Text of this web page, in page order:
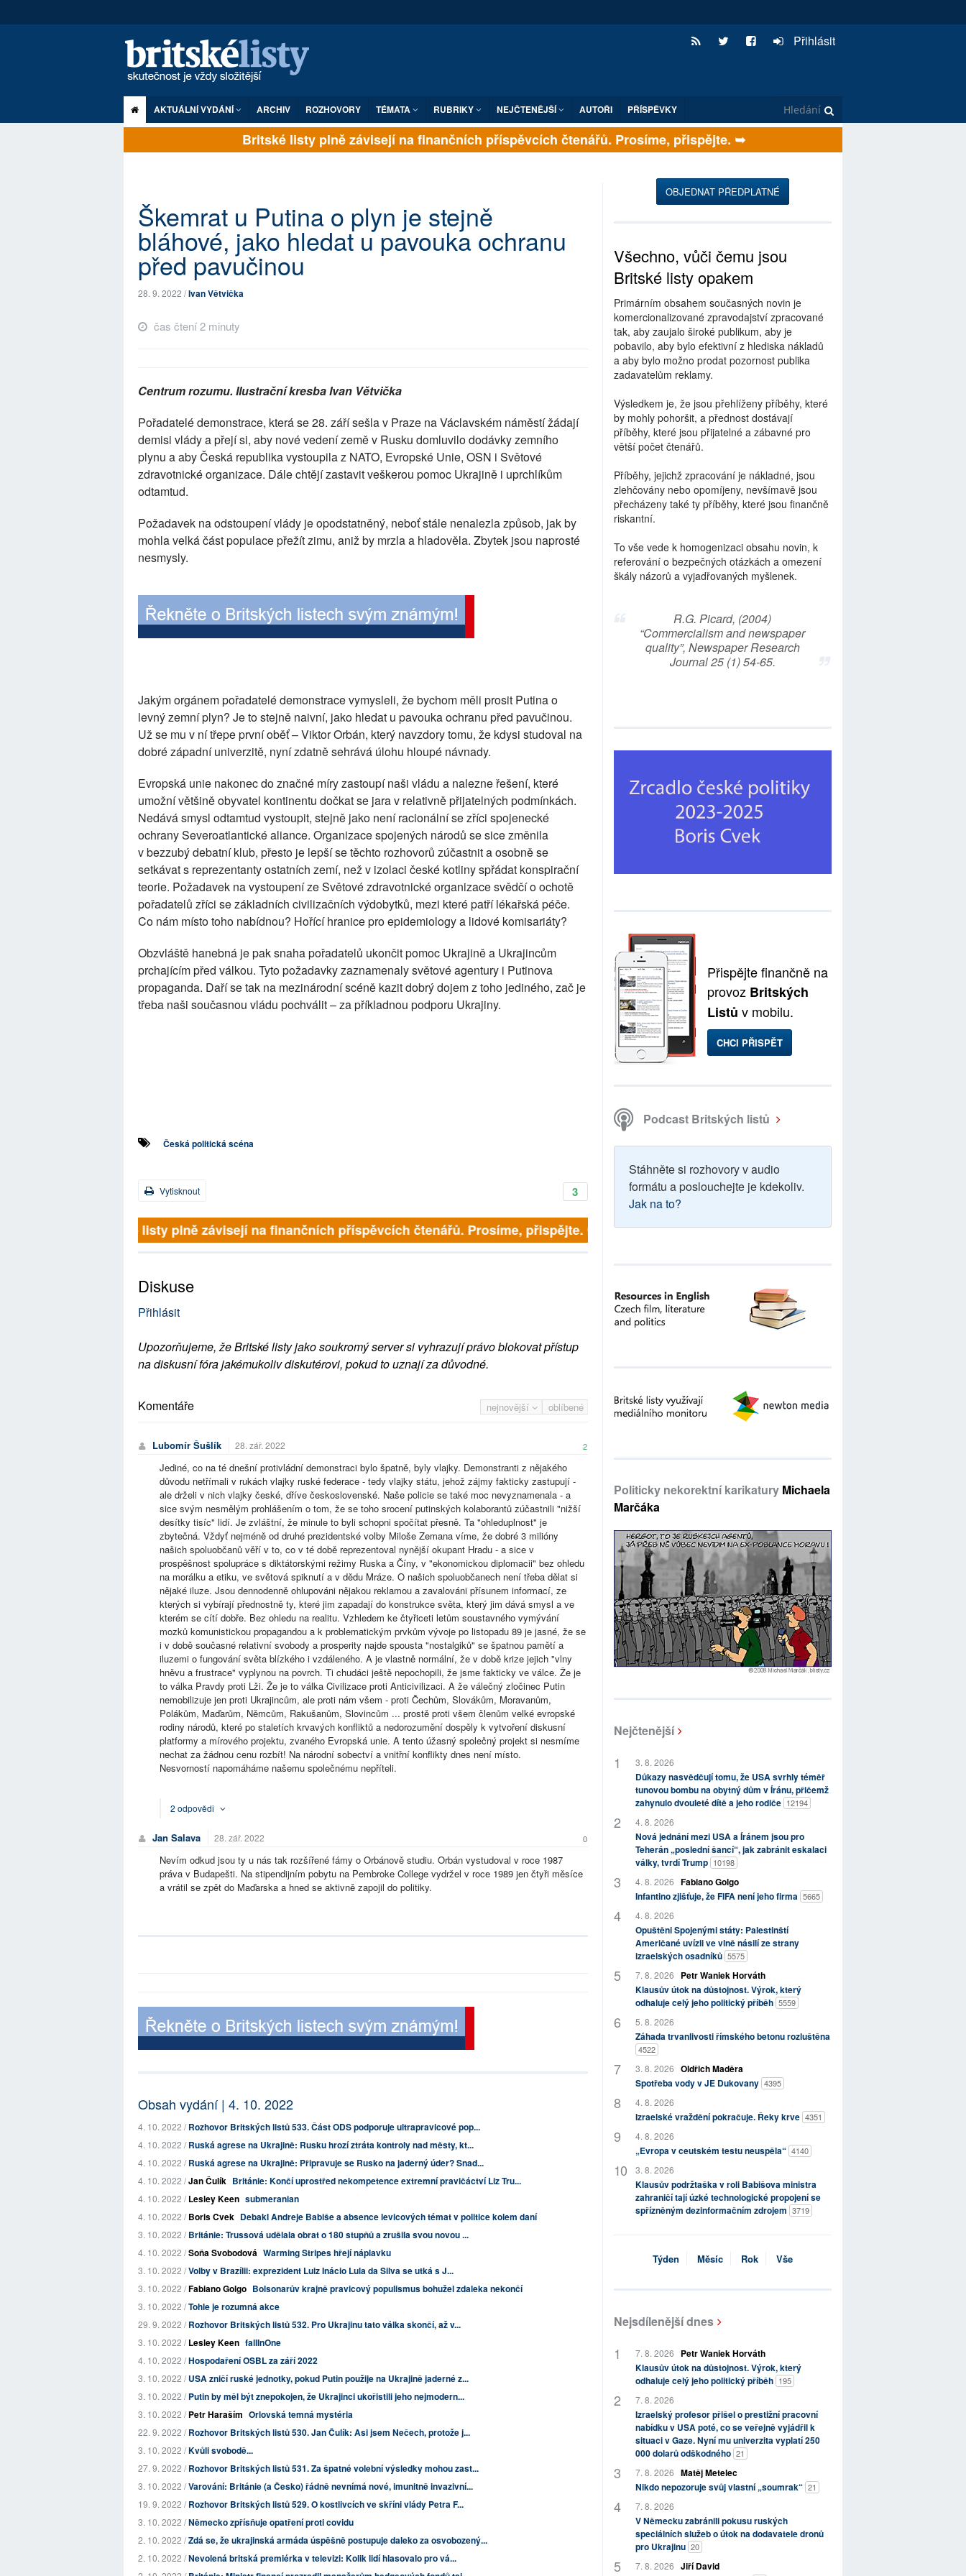
Přihlásit
AKTUÁLNÍ VYDÁNÍ ARCHIV ROZHOVORY TÉMATA RUBRIKY NEJČTENĚJŠÍ AUTOŘI PŘÍSPĚVKY
Britské listy plně závisejí na finančních příspěvcích čtenářů. Prosíme, přispějte. ➥
Škemrat u Putina o plyn je stejně
bláhové, jako hledat u pavouka ochranu
před pavučinou
28. 9. 2022 /Ivan Větvička
čas čtení 2 minuty
Centrum rozumu. Ilustrační kresba Ivan Větvička
Pořadatelé demonstrace, která se 28. září sešla v Praze na Václavském náměstí žádají
demisi vlády a přejí si, aby nové vedení země v Rusku domluvilo dodávky zemního
plynu a aby Česká republika vystoupila z NATO, Evropské Unie, OSN i Světové
zdravotnické organizace. Dále chtějí zastavit veškerou pomoc Ukrajině i uprchlíkům
odtamtud.
Požadavek na odstoupení vlády je opodstatněný, neboť stále nenalezla způsob, jak by
mohla velká část populace přežít zimu, aniž by mrzla a hladověla. Zbytek jsou naprosté
nesmysly.
Jakým orgánem pořadatelé demonstrace vymysleli, že bychom měli prosit Putina o
levný zemní plyn? Je to stejně naivní, jako hledat u pavouka ochranu před pavučinou.
Už se mu v ní třepe první oběť – Viktor Orbán, který navzdory tomu, že kdysi studoval na
dobré západní univerzitě, nyní zdatně sehrává úlohu hloupé návnady.
Evropská unie nakonec do značné míry zastoupí naši vládu a nalezne řešení, které
umožní většině obyvatel kontinentu dočkat se jara v relativně přijatelných podmínkách.
Nedává smysl odtamtud vystoupit, stejně jako není racionální se zříci spojenecké
ochrany Severoatlantické aliance. Organizace spojených národů se sice změnila
v bezzubý debatní klub, přesto je lepší se těchto rozhovorů zúčastnit a osobně se
setkávat s reprezentanty ostatních zemí, než v izolaci české kotliny spřádat konspirační
teorie. Požadavek na vystoupení ze Světové zdravotnické organizace svědčí o ochotě
pořadatelů zříci se základních civilizačních výdobytků, mezi které patří lékařská péče.
Co nám místo toho nabídnou? Hořící hranice pro epidemiology a lidové komisariáty?
Obzvláště hanebná je pak snaha pořadatelů ukončit pomoc Ukrajině a Ukrajincům
prchajícím před válkou. Tyto požadavky zaznamenaly světové agentury i Putinova
propaganda. Daří se tak na mezinárodní scéně kazit dobrý dojem z toho jediného, zač je
třeba naši současnou vládu pochválit – za příkladnou podporu Ukrajiny.
Česká politická scéna
3
Vytisknout
Britské listy plně závisejí na finančních příspěvcích čtenářů. Prosíme, přispějte. ➥
Diskuse
Přihlásit
Upozorňujeme, že Britské listy jako soukromý server si vyhrazují právo blokovat přístup
na diskusní fóra jakémukoliv diskutérovi, pokud to uznají za důvodné.
nejnovější oblíbené
Komentáře
Lubomír Šušlík 28. zář. 2022 2
Jediné, co na té dnešní protivládní demonstraci bylo špatně, byly vlajky. Demonstranti z nějakého
důvodu netřímali v rukách vlajky ruské federace - tedy vlajky státu, jehož zájmy fakticky zastupují -
ale drželi v nich vlajky české, dříve československé. Naše policie se také moc nevyznamenala - a
sice svým nesmělým prohlášením o tom, že se toho srocení putinských kolaborantů zúčastnili "nižší
desítky tisíc" lidí. Je zvláštní, že minule to byli schopni spočítat přesně. Ta "ohleduplnost" je
zbytečná. Vždyť nejméně od druhé prezidentské volby Miloše Zemana víme, že dobré 3 milióny
našich spoluobčanů věří v to, co v té době reprezentoval nynější okupant Hradu - a sice v
prospěšnost spolupráce s diktátorskými režimy Ruska a Číny, v "ekonomickou diplomacii" bez ohledu
na morálku a etiku, ve světová spiknutí a v dědu Mráze. O našich spoluobčanech není třeba dělat si
nějaké iluze. Jsou dennodenně ohlupováni nějakou reklamou a zavalováni přísunem informací, ze
kterých si vybírají přednostně ty, které jim zapadají do konstrukce světa, který jim dává smysl a ve
kterém se cítí dobře. Bez ohledu na realitu. Vzhledem ke čtyřiceti letům soustavného vymývání
mozků komunistickou propagandou a k problematickým prvkům vývoje po listopadu 89 je jasné, že se
i v době současné relativní svobody a prosperity najde spousta "nostalgiků" se špatnou pamětí a
iluzemi o fungování světa blízkého i vzdáleného. A je vlastně normální, že v době krize jejich "vlny
hněvu a frustrace" vyplynou na povrch. Ti chudáci ještě nepochopili, že jsme fakticky ve válce. Že je
to válka Pravdy proti Lži. Že je to válka Civilizace proti Anticivilizaci. A že válečný zločinec Putin
nemobilizuje jen proti Ukrajincům, ale proti nám všem - proti Čechům, Slovákům, Moravanům,
Polákům, Maďarům, Němcům, Rakušanům, Slovincům ... prostě proti všem členům velké evropské
rodiny národů, které po staletích krvavých konfliktů a nedorozumění dospěly k vytvoření diskusní
platformy a mírového projektu, zvaného Evropská unie. A tento úžasný společný projekt si nesmíme
nechat za žádnou cenu rozbít! Na národní sobectví a vnitřní konflikty dnes není místo.
Nesvorností napomáháme našemu společnému nepříteli.
2 odpovědi
Jan Salava 28. zář. 2022 0
Nevím odkud jsou ty u nás tak rozšířené fámy o Orbánově studiu. Orbán vystudoval v roce 1987
práva v Budapešti. Na stipendijním pobytu na Pembroke College vydržel v roce 1989 jen čtyři měsíce
a vrátil se zpět do Maďarska a hned se aktivně zapojil do politiky.
Obsah vydání | 4. 10. 2022
4. 10. 2022 /Rozhovor Britských listů 533. Část ODS podporuje ultrapravicové pop...
4. 10. 2022 /Ruská agrese na Ukrajině: Rusku hrozí ztráta kontroly nad městy, kt...
4. 10. 2022 /Ruská agrese na Ukrajině: Připravuje se Rusko na jaderný úder? Snad...
4. 10. 2022 /Jan Čulík Británie: Končí uprostřed nekompetence extremní pravičáctví Liz Tru...
4. 10. 2022 /Lesley Keen submeranian
4. 10. 2022 /Boris Cvek Debakl Andreje Babiše a absence levicových témat v politice kolem daní
3. 10. 2022 /Británie: Trussová udělala obrat o 180 stupňů a zrušila svou novou ...
4. 10. 2022 /Soňa Svobodová Warming Stripes hřejí náplavku
3. 10. 2022 /Volby v Brazílii: exprezident Luiz Inácio Lula da Silva se utká s J...
3. 10. 2022 /Fabiano Golgo Bolsonarův krajně pravicový populismus bohužel zdaleka nekončí
3. 10. 2022 /Tohle je rozumná akce
29. 9. 2022 /Rozhovor Britských listů 532. Pro Ukrajinu tato válka skončí, až v...
3. 10. 2022 /Lesley Keen fallInOne
4. 10. 2022 /Hospodaření OSBL za září 2022
3. 10. 2022 /USA zničí ruské jednotky, pokud Putin použije na Ukrajině jaderné z...
3. 10. 2022 /Putin by měl být znepokojen, že Ukrajinci ukořistili jeho nejmodern...
3. 10. 2022 /Petr Haraším Orlovská temná mystéria
22. 9. 2022 /Rozhovor Britských listů 530. Jan Čulík: Asi jsem Nečech, protože j...
3. 10. 2022 /Kvůli svobodě...
27. 9. 2022 /Rozhovor Britských listů 531. Za špatné volební výsledky mohou zast...
3. 10. 2022 /Varování: Británie (a Česko) řádně nevnímá nové, imunitně invazivní...
19. 9. 2022 /Rozhovor Britských listů 529. O kostlivcích ve skříni vlády Petra F...
3. 10. 2022 /Německo zpřísňuje opatření proti covidu
2. 10. 2022 /Zdá se, že ukrajinská armáda úspěšně postupuje daleko za osvobozený...
2. 10. 2022 /Nevolená britská premiérka v televizi: Kolik lidí hlasovalo pro vá...
OBJEDNAT PŘEDPLATNÉ
Všechno, vůči čemu jsou
Britské listy opakem
Primárním obsahem současných novin je
komercionalizované zpravodajství zpracované
tak, aby zaujalo široké publikum, aby je
pobavilo, aby bylo efektivní z hlediska nákladů
a aby bylo možno prodat pozornost publika
zadavatelům reklamy.
Výsledkem je, že jsou přehlíženy příběhy, které
by mohly pohoršit, a přednost dostávají
příběhy, které jsou přijatelné a zábavné pro
větší počet čtenářů.
Příběhy, jejichž zpracování je nákladné, jsou
zlehčovány nebo opomíjeny, nevšímavě jsou
přecházeny také ty příběhy, které jsou finančně
riskantní.
To vše vede k homogenizaci obsahu novin, k
referování o bezpečných otázkách a omezení
škály názorů a vyjadřovaných myšlenek.
R.G. Picard, (2004)
“Commercialism and newspaper
quality”, Newspaper Research
Journal 25 (1) 54-65.
Přispějte finančně na
provoz Britských
Listů v mobilu.
CHCI PŘISPĚT
Podcast Britských listů
Stáhněte si rozhovory v audio
formátu a poslouchejte je kdekoliv.
Jak na to?
Politicky nekorektní karikatury Michaela
Marčáka
Nejčtenější
3. 8. 2026
Důkazy nasvědčují tomu, že USA svrhly téměř
tunovou bombu na obytný dům v Íránu, přičemž
zahynulo dvouleté dítě a jeho rodiče 12194
4. 8. 2026
Nová jednání mezi USA a Íránem jsou pro
Teherán „poslední šancí“, jak zabránit eskalaci
války, tvrdí Trump 10198
4. 8. 2026 Fabiano Golgo
Infantino zjišťuje, že FIFA není jeho firma 5665
4. 8. 2026
Opuštěni Spojenými státy: Palestinští
Američané uvízli ve vlně násilí ze strany
izraelských osadníků 5575
7. 8. 2026
Petr Waniek Horváth
Klausův útok na důstojnost. Výrok, který
odhaluje celý jeho politický příběh 5559
5. 8. 2026
Záhada trvanlivosti římského betonu rozluštěna
4522
3. 8. 2026 Oldřich Maděra
Spotřeba vody v JE Dukovany 4395
4. 8. 2026
Izraelské vraždění pokračuje. Řeky krve 4351
4. 8. 2026
„Evropa v ceutském testu neuspěla“ 4140
3. 8. 2026
Klausův podržtaška v roli Babišova ministra
zahraničí tají úzké technologické propojení se
spřízněným dezinformačním zdrojem 3719
Týden Měsíc Rok Vše
Nejsdílenější dnes
7. 8. 2026
Petr Waniek Horváth
Klausův útok na důstojnost. Výrok, který
odhaluje celý jeho politický příběh 195
7. 8. 2026
Izraelský profesor přišel o prestižní pracovní
nabídku v USA poté, co se veřejně vyjádřil k
situaci v Gaze. Nyní mu univerzita vyplatí 250
000 dolarů odškodného 21
7. 8. 2026 Matěj Metelec
Nikdo nepozoruje svůj vlastní „soumrak“ 21
7. 8. 2026
V Německu zabránili pokusu ruských
speciálních služeb o útok na dodavatele dronů
pro Ukrajinu 20
7. 8. 2026 Jiří David